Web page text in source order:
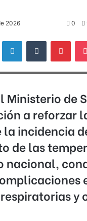
2026 0
LinkedInTumblr
exhortó a la población a
Ministerio de
a reforzar
la incidencia
de las
y